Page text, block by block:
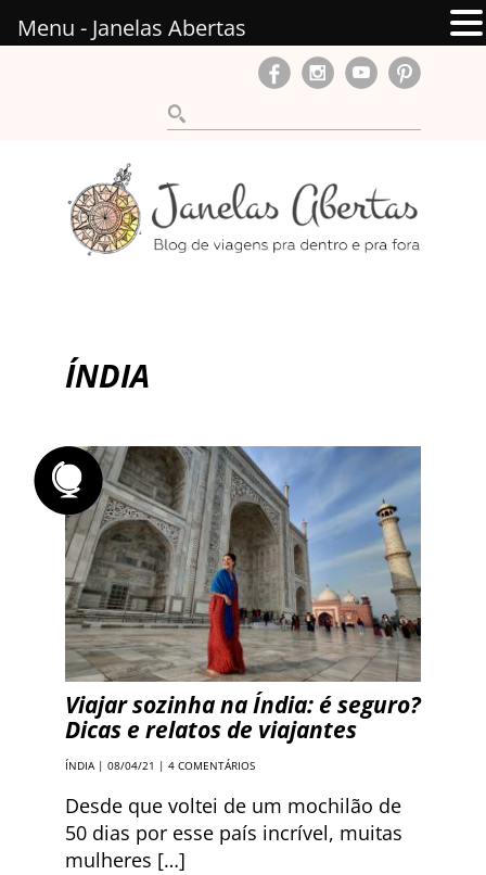
ÍNDIA
Viajar sozinha na Índia: é seguro?
Dicas e relatos de viajantes
ÍNDIA| 08/04/21 | 4 COMENTÁRIOS
Desde que voltei de um mochilão de
50 dias por esse país incrível, muitas
mulheres […]
Menu - Janelas Abertas